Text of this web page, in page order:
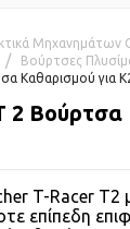
Μηχανημάτων
Βούρτσες
Καθαρισμού για
2 Βούρτσα
T-Racer T2
επίπεδη